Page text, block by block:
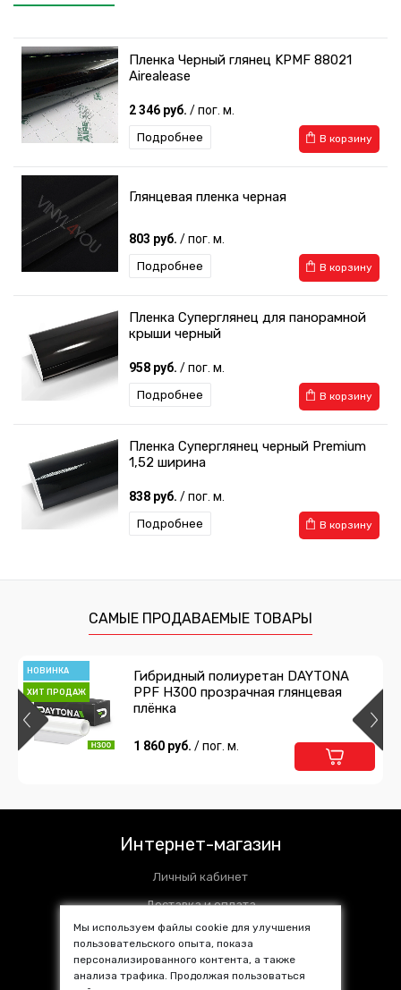
Пленка Черный глянец KPMF 88021
Airealease
2 346 руб. / пог. м.
В корзину
Подробнее
Глянцевая пленка черная
803 руб. / пог. м.
В корзину
Подробнее
Пленка Суперглянец для панорамной
крыши черный
958 руб. / пог. м.
В корзину
Подробнее
Пленка Суперглянец черный Premium
1,52 ширина
838 руб. / пог. м.
В корзину
Подробнее
САМЫЕ ПРОДАВАЕМЫЕ ТОВАРЫ
НОВИНКА
ХИТ ПРОДАЖ
Гибридный полиуретан DAYTONA
PPF H300 прозрачная глянцевая
плёнка
1 860 руб. / пог. м.
Интернет-магазин
Личный кабинет
Доставка и оплата
Установочные центры
Контакты
Мы используем файлы cookie для улучшения
пользовательского опыта, показа
персонализированного контента, а также
анализа трафика. Продолжая пользоваться